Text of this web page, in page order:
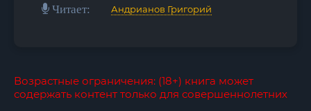
Читает: Андрианов Григорий
Возрастные ограничения: (18+) книга может
содержать контент только для совершеннолетних